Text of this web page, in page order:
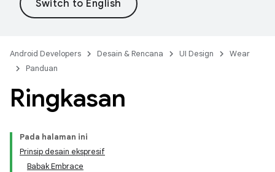
Android Developers Desain & Rencana UI Design
Wear
Panduan
Ringkasan
Pada halaman ini
Prinsip desain ekspresif
Babak Embrace